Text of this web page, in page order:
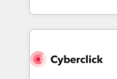
America. From casual user to super fan: make
Canada, we’ve
HubSpot projects
combine HubSpot,